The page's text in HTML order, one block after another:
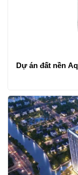
Dự án đất nền